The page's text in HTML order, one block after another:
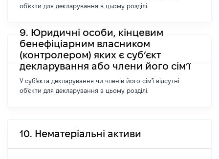
об'єкти для декларування в цьому розділі.
9. Юридичні особи, кінцевим
бенефіціарним власником
(контролером) яких є суб’єкт
декларування або члени його сім’ї
У суб'єкта декларування чи членів його сім'ї відсутні
об'єкти для декларування в цьому розділі.
10. Нематеріальні активи